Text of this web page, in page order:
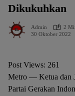
Dikukuhkan
Admin
2
30 Oktober 2022
Post Views: 261
Metro — Ketua dan
Partai Gerakan